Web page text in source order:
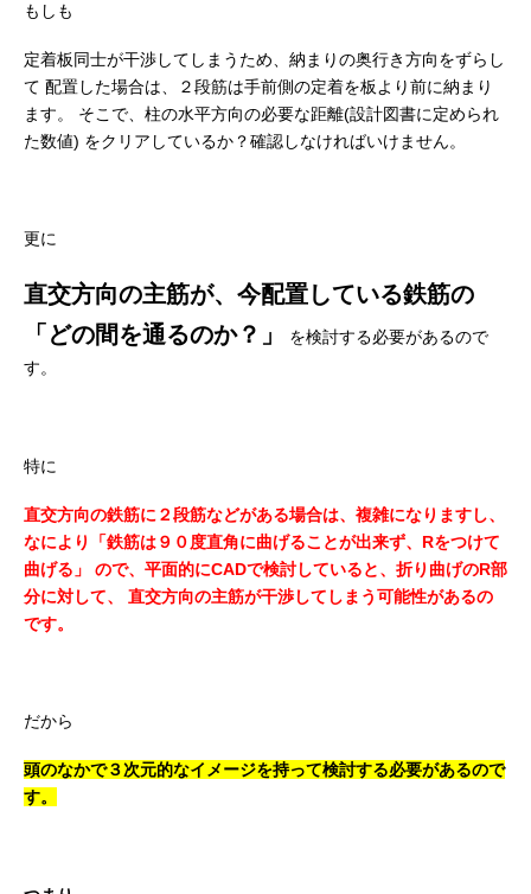
もしも
定着板同士が干渉してしまうため、納まりの奥行き方向をずらし
て 配置した場合は、２段筋は手前側の定着を板より前に納まり
ます。
そこで、柱の水平方向の必要な距離(設計図書に定められ
た数値) をクリアしているか？確認しなければいけません。
更に
直交方向の主筋が、今配置している鉄筋の
「どの間を通るのか？」
を検討する必要があるので
す。
特に
直交方向の鉄筋に２段筋などがある場合は、複雑になりますし、
なにより「鉄筋は９０度直角に曲げることが出来ず、Rをつけて
曲げる」
ので、平面的にCADで検討していると、折り曲げのR部
分に対して、
直交方向の主筋が干渉してしまう可能性があるの
です。
だから
頭のなかで３次元的なイメージを持って検討する必要があるので
す。